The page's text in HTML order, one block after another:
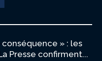
conséquence » : les
Presse confirment...